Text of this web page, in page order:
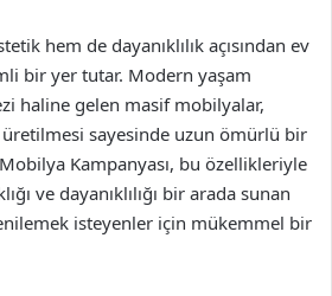
hem de dayanıklılık açısından ev
bir yer tutar. Modern yaşam
haline gelen masif mobilyalar,
sayesinde uzun ömürlü bir
Kampanyası, bu özellikleriyle
ve dayanıklılığı bir arada sunan
isteyenler için mükemmel bir